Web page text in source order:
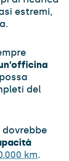
estremi,
del
dovrebbe
km.